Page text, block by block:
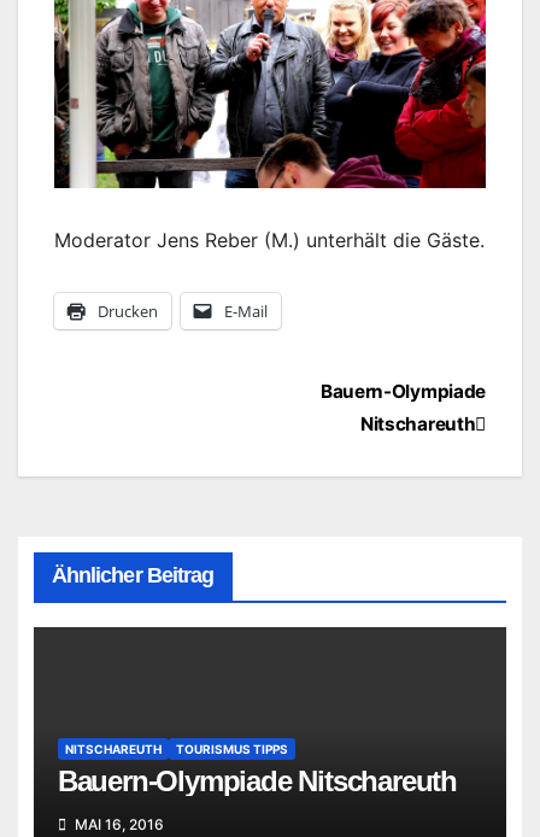
Moderator Jens Reber (M.) unterhält die Gäste.
Drucken E-Mail
BeitragsnavigationBauern-Olympiade
Nitschareuth
Ähnlicher Beitrag
NITSCHAREUTH TOURISMUS TIPPS
Bauern-Olympiade Nitschareuth
MAI 16, 2016